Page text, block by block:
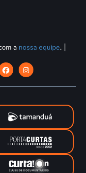
a nossa equipe.